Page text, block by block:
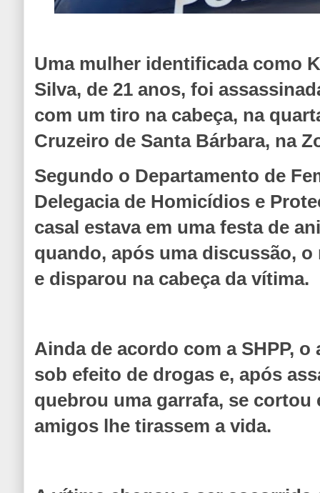
Uma mulher identificada como
Silva, de 21 anos, foi
com um tiro na cabeça, na
Cruzeiro de Santa Bárbara, na
Segundo o Departamento de
Delegacia de Homicídios e
casal estava em uma festa de
quando, após uma discussão,
e disparou na cabeça da vítima.
Ainda de acordo com a SHPP,
sob efeito de drogas e, após
quebrou uma garrafa, se cortou
amigos lhe tirassem a vida.